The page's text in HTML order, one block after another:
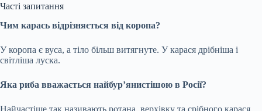
Часті запитання
Чим карась відрізняється від коропа?
У коропа є вуса, а тіло більш витягнуте. У карася дрібніша і
світліша луска.
Яка риба вважається найбур’янистішою в Росії?
Найчастіше так називають ротана, верхівку та срібного карася.